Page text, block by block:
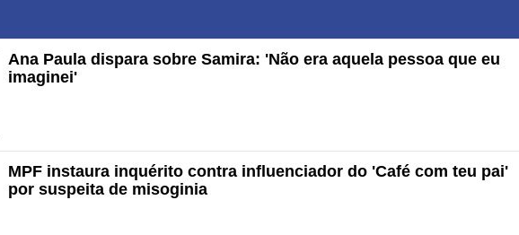
Ana Paula dispara sobre Samira: 'Não era aquela pessoa que eu
imaginei'
MPF instaura inquérito contra influenciador do 'Café com teu pai'
por suspeita de misoginia